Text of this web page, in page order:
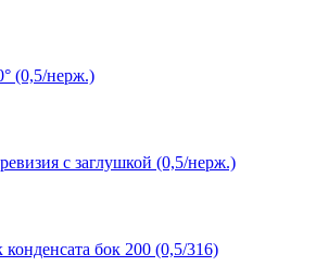
(0,5/нерж.)
с заглушкой (0,5/нерж.)
бок 200 (0,5/316)